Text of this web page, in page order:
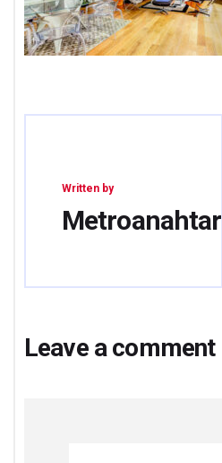
Written by
Metroanahtar
Leave a comment